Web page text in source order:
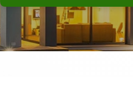
Bricolage